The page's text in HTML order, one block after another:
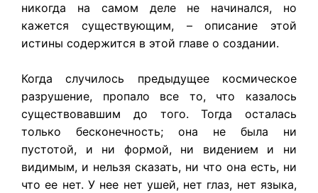
никогда на самом деле не начинался, но
кажется существующим, – описание этой
истины содержится в этой главе о создании.
Когда случилось предыдущее космическое
разрушение, пропало все то, что казалось
существовавшим до того. Тогда осталась
только бесконечность; она не была ни
пустотой, и ни формой, ни видением и ни
видимым, и нельзя сказать, ни что она есть, ни
что ее нет. У нее нет ушей, нет глаз, нет языка,